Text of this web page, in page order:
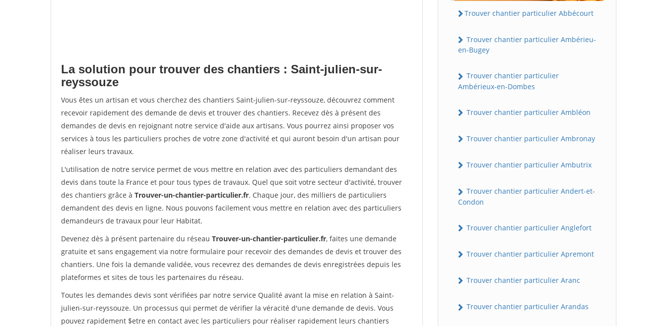
La solution pour trouver des chantiers : Saint-julien-sur-
reyssouze
Vous êtes un artisan et vous cherchez des chantiers Saint-julien-sur-reyssouze, découvrez comment
recevoir rapidement des demande de devis et trouver des chantiers. Recevez dès à présent des
demandes de devis en rejoignant notre service d'aide aux artisans. Vous pourrez ainsi proposer vos
services à tous les particuliers proches de votre zone d'activité et qui auront besoin d'un artisan pour
réaliser leurs travaux.
L'utilisation de notre service permet de vous mettre en relation avec des particuliers demandant des
devis dans toute la France et pour tous types de travaux. Quel que soit votre secteur d'activité, trouver
des chantiers grâce à Trouver-un-chantier-particulier.fr. Chaque jour, des milliers de particuliers
demandent des devis en ligne. Nous pouvons facilement vous mettre en relation avec des particuliers
demandeurs de travaux pour leur Habitat.
Devenez dès à présent partenaire du réseau Trouver-un-chantier-particulier.fr, faites une demande
gratuite et sans engagement via notre formulaire pour recevoir des demandes de devis et trouver des
chantiers. Une fois la demande validée, vous recevrez des demandes de devis enregistrées depuis les
plateformes et sites de tous les partenaires du réseau.
Toutes les demandes devis sont vérifiées par notre service Qualité avant la mise en relation à Saint-
julien-sur-reyssouze. Un processus qui permet de vérifier la véracité d'une demande de devis. Vous
pouvez rapidement $etre en contact avec les particuliers pour réaliser rapidement leurs chantiers
Trouver chantier particulier Abbécourt
Trouver chantier particulier Ambérieu-
en-Bugey
Trouver chantier particulier
Ambérieux-en-Dombes
Trouver chantier particulier Ambléon
Trouver chantier particulier Ambronay
Trouver chantier particulier Ambutrix
Trouver chantier particulier Andert-et-
Condon
Trouver chantier particulier Anglefort
Trouver chantier particulier Apremont
Trouver chantier particulier Aranc
Trouver chantier particulier Arandas